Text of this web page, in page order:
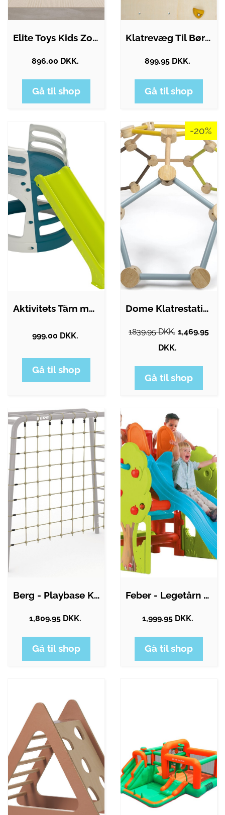
Elite Toys Kids Zone tårnet med…
896.00 DKK.
Gå til shop
Klatrevæg Til Børn - Indendørs - Inkl. 5…
899.95 DKK.
Gå til shop
Aktivitets Tårn med Rutsjebane, Twilight
999.00 DKK.
Gå til shop
-20%
Dome Klatrestativ Til Børn - Adventure -…
1839.95 DKK. 1,469.95
DKK.
Gå til shop
Berg - Playbase Klatrenet - Medium
1,809.95 DKK.
Gå til shop
Feber - Legetårn Med Rutsjebane, 2…
1,999.95 DKK.
Gå til shop